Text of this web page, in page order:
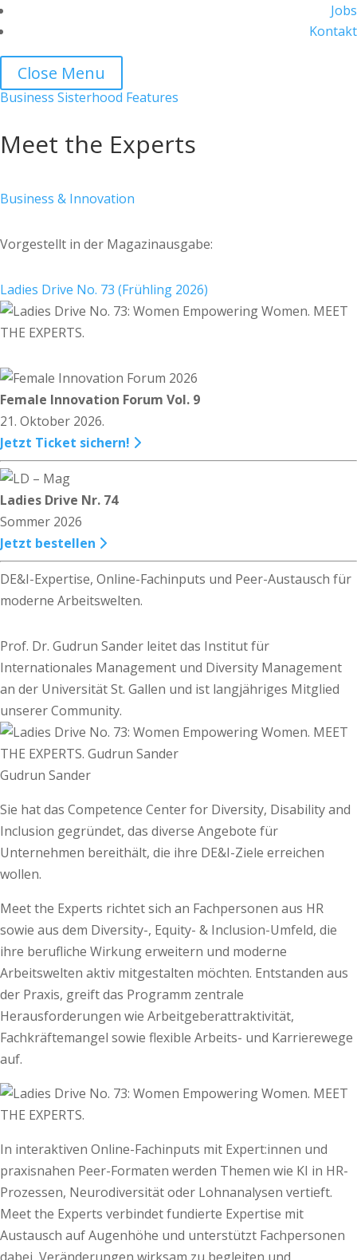
Jobs
Kontakt
Close Menu
Business Sisterhood Features
Meet the Experts
Business & Innovation
Vorgestellt in der Magazinausgabe:
Ladies Drive No. 73 (Frühling 2026)
Female Innovation Forum Vol. 9
21. Oktober 2026.
Jetzt Ticket sichern!
Ladies Drive Nr. 74
Sommer 2026
Jetzt bestellen
DE&I-Expertise, Online-Fachinputs und Peer-Austausch für
moderne Arbeitswelten.
Prof. Dr. Gudrun Sander leitet das Institut für
Internationales Management und Diversity Management
an der Universität St. Gallen und ist langjähriges Mitglied
unserer Community.
Gudrun Sander
Sie hat das Competence Center for Diversity, Disability and
Inclusion gegründet, das diverse Angebote für
Unternehmen bereithält, die ihre DE&I-Ziele erreichen
wollen.
Meet the Experts richtet sich an Fachpersonen aus HR
sowie aus dem Diversity-, Equity- & Inclusion-Umfeld, die
ihre berufliche Wirkung erweitern und moderne
Arbeitswelten aktiv mitgestalten möchten. Entstanden aus
der Praxis, greift das Programm zentrale
Herausforderungen wie Arbeitgeberattraktivität,
Fachkräftemangel sowie flexible Arbeits- und Karrierewege
auf.
In interaktiven Online-Fachinputs mit Expert:innen und
praxisnahen Peer-Formaten werden Themen wie KI in HR-
Prozessen, Neurodiversität oder Lohnanalysen vertieft.
Meet the Experts verbindet fundierte Expertise mit
Austausch auf Augenhöhe und unterstützt Fachpersonen